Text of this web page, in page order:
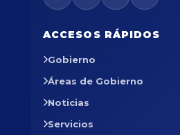
ACCESOS RÁPIDOS
Gobierno
Áreas de Gobierno
Noticias
Servicios